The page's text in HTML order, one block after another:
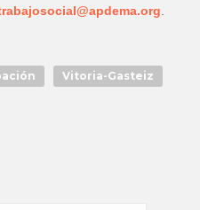
Vitoria-Gasteiz